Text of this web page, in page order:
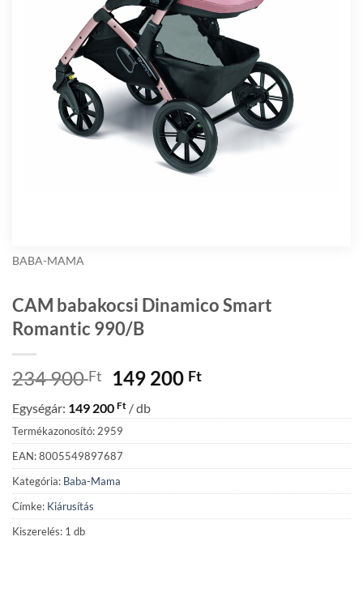
BABA-MAMA
CAM babakocsi Dinamico Smart
Romantic 990/B
234 900Ft
Original
was:
234
900 Ft.
149 200 FtCurrent
is:
Egységár: 149 200 Ft / db
Termékazonosító: 2959
EAN: 8005549897687
Kategória: Baba-Mama
Címke: Kiárusítás
Kiszerelés: 1 db